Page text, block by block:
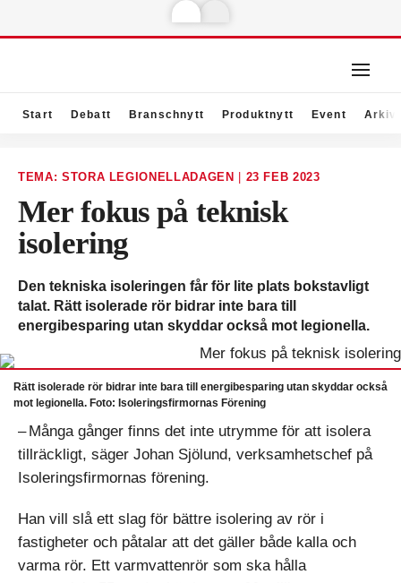
Start Debatt Branschnytt Produktnytt Event Arkiv
TEMA: STORA LEGIONELLADAGEN 23 FEB 2023
Mer fokus på teknisk
isolering
Den tekniska isoleringen får för lite plats bokstavligt
talat. Rätt isolerade rör bidrar inte bara till
energibesparing utan skyddar också mot legionella.
Rätt isolerade rör bidrar inte bara till energibesparing utan skyddar också
mot legionella. Foto: Isoleringsfirmornas Förening
– Många gånger finns det inte utrymme för att isolera
tillräckligt, säger Johan Sjölund, verksamhetschef på
Isoleringsfirmornas förening.
Han vill slå ett slag för bättre isolering av rör i
fastigheter och påtalar att det gäller både kalla och
varma rör. Ett varmvattenrör som ska hålla